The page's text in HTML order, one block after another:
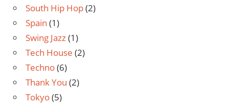
South Hip Hop(2)
Spain (1)
Swing Jazz(1)
Tech House (2)
Techno(6)
Thank You (2)
Tokyo(5)